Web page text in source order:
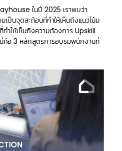
ในปี 2025 เราพบว่า
ป็นจุดสะท้อนที่ทำให้เห็นถึงแนวโน้ม
ำให้เห็นถึงความต้องการ Upskill
คือ 3 หลักสูตรการอบรมพนักงานที่